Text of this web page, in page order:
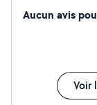
Aucun avis
Voir